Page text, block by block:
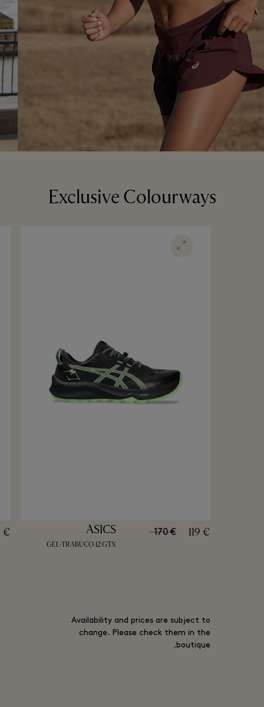
Exclusive Colourways
€ ASICS
GEL-TRABUCO 12 GTX
119 €
170 €
Availability and prices are subject to
change. Please check them in the
boutique.